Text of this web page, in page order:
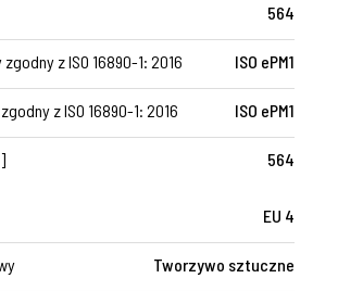
564
z ISO 16890-1: 2016 ISO ePM1
z ISO 16890-1: 2016 ISO ePM1
564
EU 4
Tworzywo sztuczne